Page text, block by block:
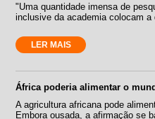
"Uma quantidade imensa de
inclusive da academia colocam
LER MAIS
África poderia alimentar o
A agricultura africana pode
Embora ousada, a afirmação se